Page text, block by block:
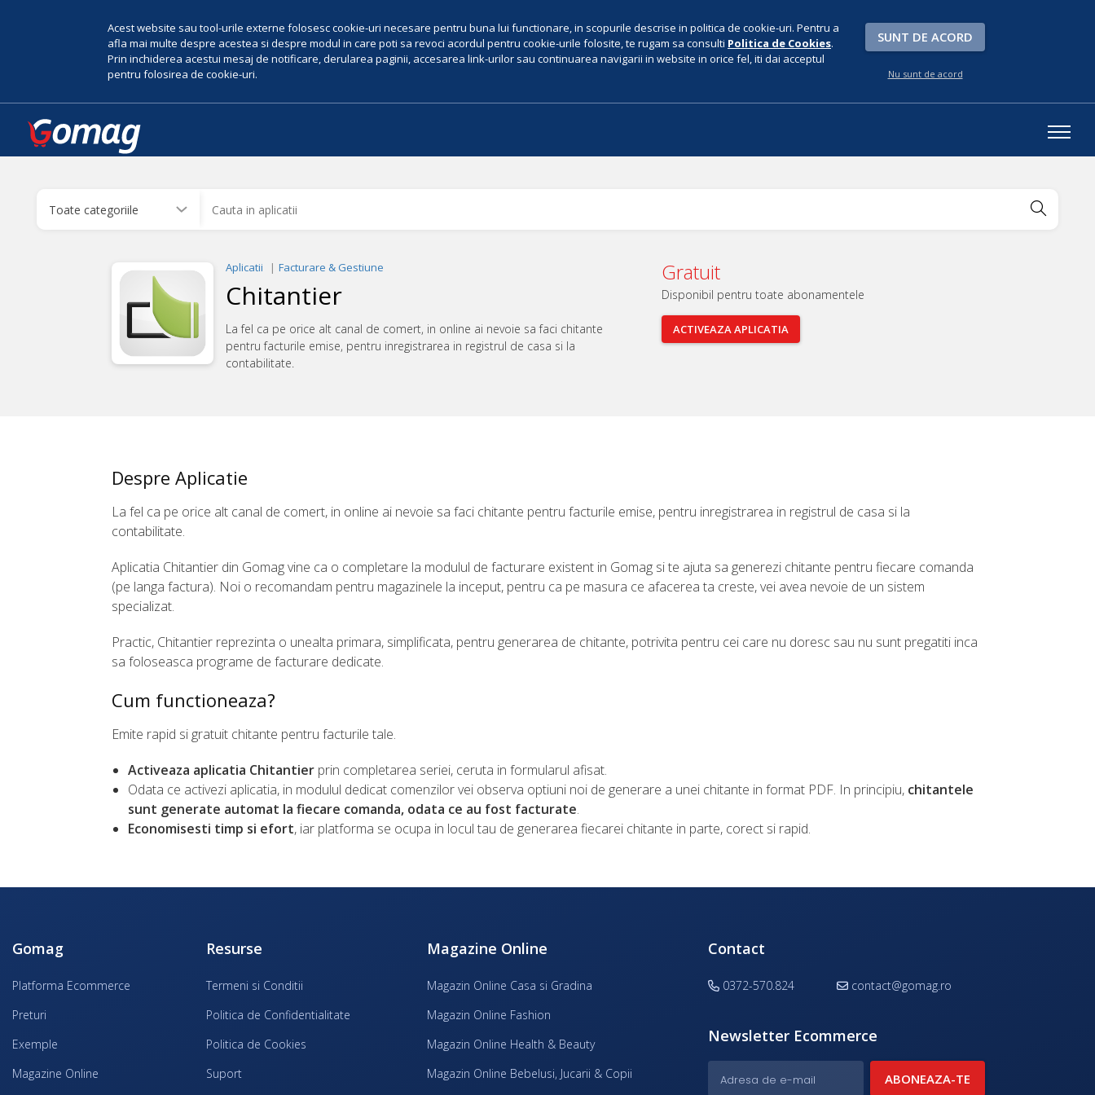
Acest website sau tool-urile externe folosesc cookie-uri necesare pentru buna lui functionare, in scopurile descrise in politica de cookie-uri. Pentru a
afla mai multe despre acestea si despre modul in care poti sa revoci acordul pentru cookie-urile folosite, te rugam sa consulti Politica de Cookies.
Prin inchiderea acestui mesaj de notificare, derularea paginii, accesarea link-urilor sau continuarea navigarii in website in orice fel, iti dai acceptul
pentru folosirea de cookie-uri.
SUNT DE ACORD
Nu sunt de acord
Aplicatii Facturare & Gestiune
Chitantier
La fel ca pe orice alt canal de comert, in online ai nevoie sa faci chitante
pentru facturile emise, pentru inregistrarea in registrul de casa si la
contabilitate.
Gratuit
Disponibil pentru toate abonamentele
ACTIVEAZAAPLICATIA
Despre Aplicatie
La fel ca pe orice alt canal de comert, in online ai nevoie sa faci chitante pentru facturile emise, pentru inregistrarea in registrul de casa si la
contabilitate.
Aplicatia Chitantier din Gomag vine ca o completare la modulul de facturare existent in Gomag si te ajuta sa generezi chitante pentru fiecare comanda
(pe langa factura). Noi o recomandam pentru magazinele la inceput, pentru ca pe masura ce afacerea ta creste, vei avea nevoie de un sistem
specializat.
Practic, Chitantier reprezinta o unealta primara, simplificata, pentru generarea de chitante, potrivita pentru cei care nu doresc sau nu sunt pregatiti inca
sa foloseasca programe de facturare dedicate.
Cum functioneaza?
Emite rapid si gratuit chitante pentru facturile tale.
Activeaza aplicatia Chitantier prin completarea seriei, ceruta in formularul afisat.
Odata ce activezi aplicatia, in modulul dedicat comenzilor vei observa optiuni noi de generare a unei chitante in format PDF. In principiu, chitantele
sunt generate automat la fiecare comanda, odata ce au fost facturate.
Economisesti timp si efort, iar platforma se ocupa in locul tau de generarea fiecarei chitante in parte, corect si rapid.
Gomag
Platforma Ecommerce
Preturi
Exemple
Magazine Online
Resurse
Termeni si Conditii
Politica de Confidentialitate
Politica de Cookies
Suport
Magazine Online
Magazin Online Casa si Gradina
Magazin Online Fashion
Magazin Online Health & Beauty
Magazin Online Bebelusi, Jucarii & Copii
Contact
0372-570.824 contact@gomag.ro
Newsletter Ecommerce